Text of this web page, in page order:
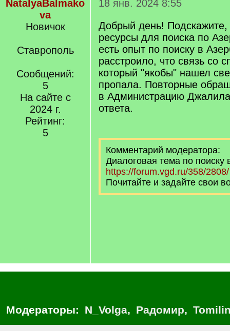
NatalyaBalmako
va
Новичок
Ставрополь
Сообщений:
5
На сайте с
2024 г.
Рейтинг:
5
18 янв. 2024 8:55
Добрый день! Подскажите,
ресурсы для поиска по
есть опыт по поиску в
расстроило, что связь со
который "якобы" нашел
пропала. Повторные
в Администрацию
ответа.
Комментарий модератора:
Диалоговая тема по поиску
https://forum.vgd.ru/358/2808/
Почитайте и задайте свои
Модераторы: N_Volga, Радомир,